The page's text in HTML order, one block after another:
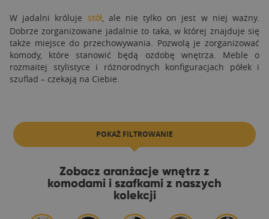
W jadalni króluje stół, ale nie tylko on jest w niej ważny.
Dobrze zorganizowane jadalnie to taka, w której znajduje się
także miejsce do przechowywania. Pozwolą je zorganizować
komody, które stanowić będą ozdobę wnętrza. Meble o
rozmaitej stylistyce i różnorodnych konfiguracjach półek i
szuflad – czekają na Ciebie.
POKAŻ FILTROWANIE
Zobacz aranżacje wnętrz z
komodami i szafkami z naszych
kolekcji